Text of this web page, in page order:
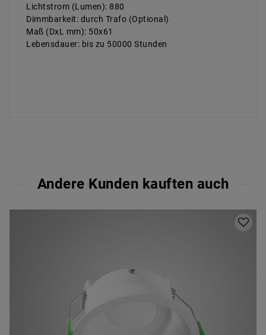
Lichtstrom (Lumen): 880
Dimmbarkeit: durch Trafo (Optional)
Maß (DxL mm): 50x61
Lebensdauer: bis zu 50000 Stunden
Andere Kunden kauften auch